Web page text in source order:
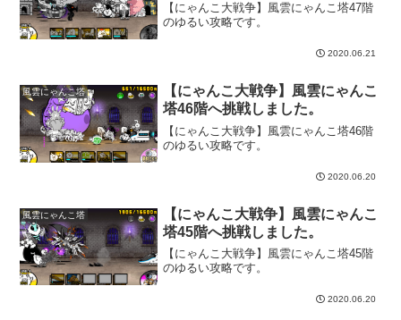
【にゃんこ大戦争】風雲にゃんこ塔47階
のゆるい攻略です。
2020.06.21
風雲にゃんこ塔
【にゃんこ大戦争】風雲にゃんこ
塔46階へ挑戦しました。
【にゃんこ大戦争】風雲にゃんこ塔46階
のゆるい攻略です。
2020.06.20
風雲にゃんこ塔
【にゃんこ大戦争】風雲にゃんこ
塔45階へ挑戦しました。
【にゃんこ大戦争】風雲にゃんこ塔45階
のゆるい攻略です。
2020.06.20